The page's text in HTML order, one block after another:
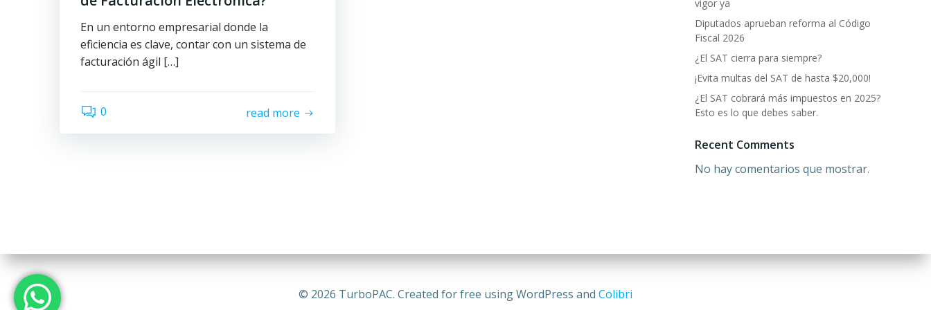
En un entorno empresarial donde la
eficiencia es clave, contar con un sistema de
facturación ágil […]
0 read more
vigor ya
Diputados aprueban reforma al Código
Fiscal 2026
¿El SAT cierra para siempre?
¡Evita multas del SAT de hasta $20,000!
¿El SAT cobrará más impuestos en 2025?
Esto es lo que debes saber.
Recent Comments
No hay comentarios que mostrar.
© 2026 TurboPAC. Created for free using WordPress and Colibri